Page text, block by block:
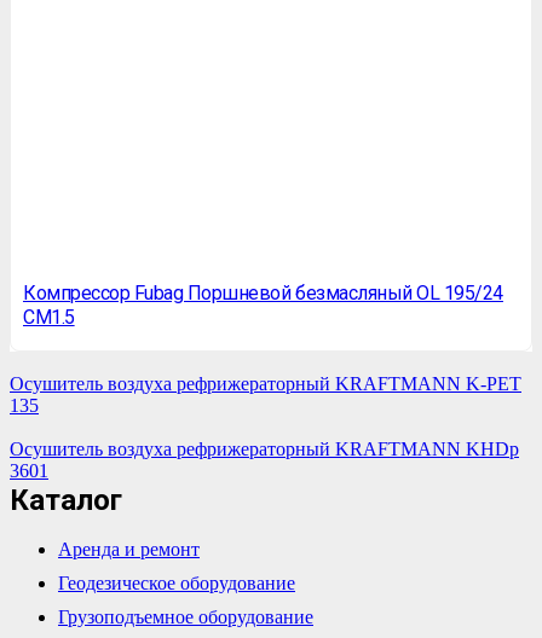
Компрессор Fubag Поршневой безмасляный OL 195/24
CM1.5
Осушитель воздуха рефрижераторный KRAFTMANN K-PET
135
Осушитель воздуха рефрижераторный KRAFTMANN KHDp
3601
Каталог
Аренда и ремонт
Геодезическое оборудование
Грузоподъемное оборудование